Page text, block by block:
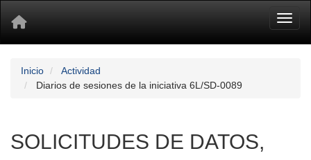
Inicio
Actividad
Diarios de sesiones de la iniciativa 6L/SD-0089
SOLICITUDES DE DATOS,